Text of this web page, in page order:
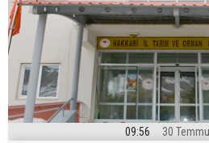
09:56 30